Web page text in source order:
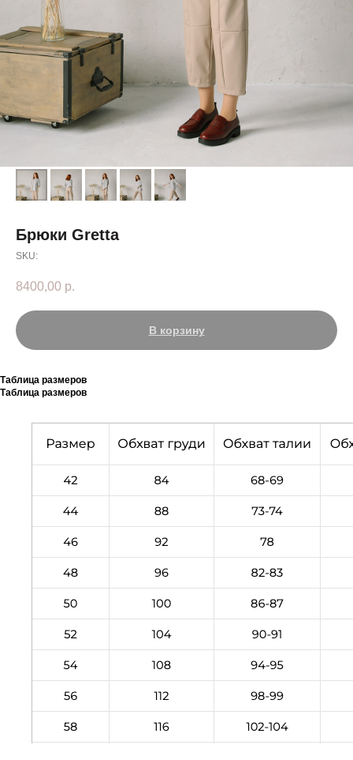
Брюки Gretta
SKU:
8400,00 р.
В корзину
Таблица размеров
Таблица размеров